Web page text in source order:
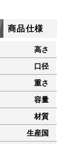
商品仕様
高さ
口径
重さ
容量
材質
生産国